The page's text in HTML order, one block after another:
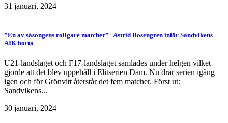
31 januari, 2024
”En av säsongens roligare matcher” | Astrid Rosengren inför Sandvikens
AIK borta
U21-landslaget och F17-landslaget samlades under helgen vilket
gjorde att det blev uppehåll i Elitserien Dam. Nu drar serien igång
igen och för Grönvitt återstår det fem matcher. Först ut:
Sandvikens...
30 januari, 2024